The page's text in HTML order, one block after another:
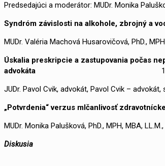
Predsedajúci a moderátor: MUDr. Monika
Syndróm závislosti na alkohole, zbrojný a
MUDr. Valéria Machová Husarovičová, PhD.,
Úskalia preskripcie a zastupovania počas
advokáta
JUDr. Pavol Cvik, advokát, Pavol Cvik – advokát,
„Potvrdenia“ verzus mlčanlivosť
MUDr. Monika Palušková, PhD., MPH, MBA,